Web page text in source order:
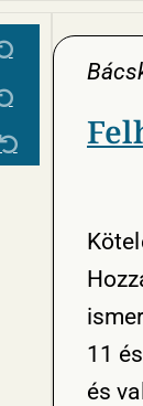
11
és